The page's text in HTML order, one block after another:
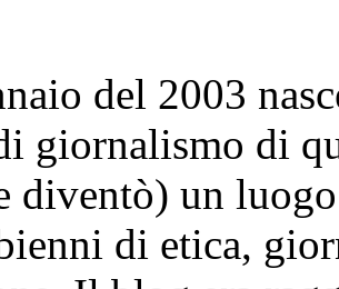
del 2003
giornalismo di
diventò) un
di etica,